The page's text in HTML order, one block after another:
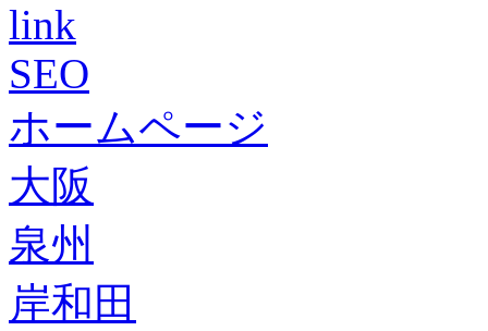
link
SEO
ホームページ
大阪
泉州
岸和田